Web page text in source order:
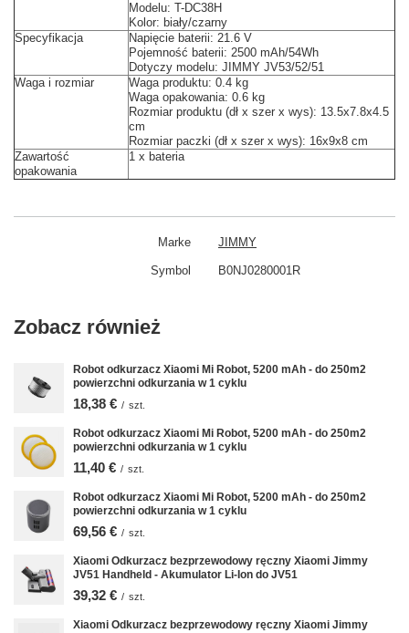
Modelu: T-DC38H
Kolor: biały/czarny
Specyfikacja
Napięcie baterii: 21.6 V
Pojemność baterii: 2500 mAh/54Wh
Dotyczy modelu: JIMMY JV53/52/51
Waga i rozmiar
Waga produktu: 0.4 kg
Waga opakowania: 0.6 kg
Rozmiar produktu (dł x szer x wys): 13.5x7.8x4.5
cm
Rozmiar paczki (dł x szer x wys): 16x9x8 cm
Zawartość
opakowania
1 x bateria
Marke JIMMY
Symbol B0NJ0280001R
Zobacz również
Robot odkurzacz Xiaomi Mi Robot, 5200 mAh - do 250m2
powierzchni odkurzania w 1 cyklu
18,38 € / szt.
Robot odkurzacz Xiaomi Mi Robot, 5200 mAh - do 250m2
powierzchni odkurzania w 1 cyklu
11,40 € / szt.
Robot odkurzacz Xiaomi Mi Robot, 5200 mAh - do 250m2
powierzchni odkurzania w 1 cyklu
69,56 € / szt.
Xiaomi Odkurzacz bezprzewodowy ręczny Xiaomi Jimmy
JV51 Handheld - Akumulator Li-Ion do JV51
39,32 € / szt.
Xiaomi Odkurzacz bezprzewodowy ręczny Xiaomi Jimmy